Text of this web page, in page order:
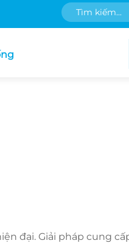
đại. Giải pháp cung